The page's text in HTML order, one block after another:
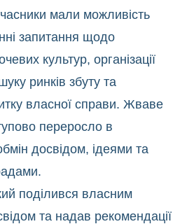
мали можливість
запитання щодо
культур, організації
ринків збуту та
власної справи. Жваве
переросло в
досвідом, ідеями та
поділився власним
та надав рекомендації